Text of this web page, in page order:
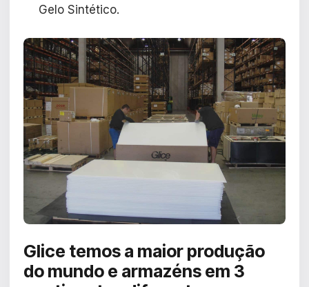
Gelo Sintético.
Glice temos a maior produção
do mundo e armazéns em 3